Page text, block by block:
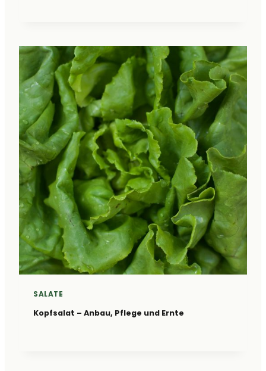
SALATE
Kopfsalat – Anbau, Pflege und Ernte